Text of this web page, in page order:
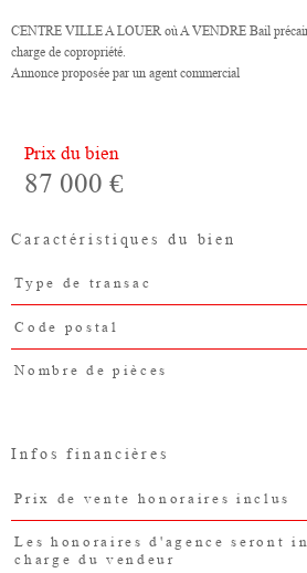
CENTRE VILLE A LOUER où A VENDRE Bail
Annonce proposée par un agent commercial
Prix du bien
87 000 €
Caractéristiques du bien
Caractéristiques Valeurs
Type de transac
Code postal
Nombre de pièces
Infos financières
Caractéristiques Valeurs
Prix de vente honoraires inclus
Les honoraires d'agence seront
charge du vendeur